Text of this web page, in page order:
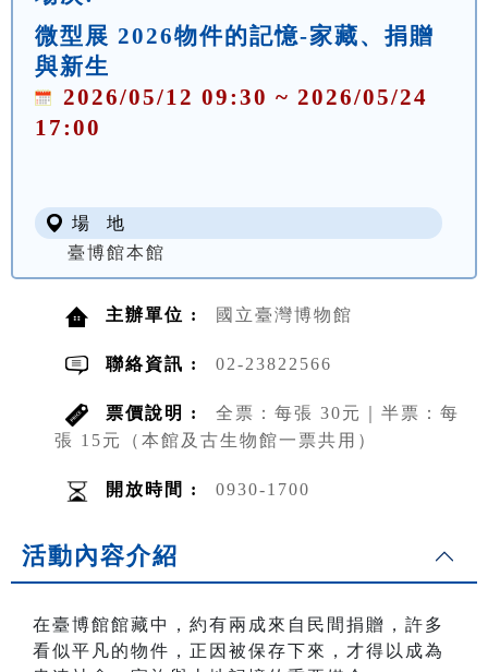
微型展 2026物件的記憶-家藏、捐贈
與新生
2026/05/12 09:30 ~ 2026/05/24
17:00
場 地
臺博館本館
主辦單位 : 國立臺灣博物館
聯絡資訊 : 02-23822566
票價說明 :
全票：每張 30元｜半票：每
張 15元（本館及古生物館一票共用）
開放時間 : 0930-1700
活動內容介紹
在臺博館館藏中，約有兩成來自民間捐贈，許多
看似平凡的物件，正因被保存下來，才得以成為